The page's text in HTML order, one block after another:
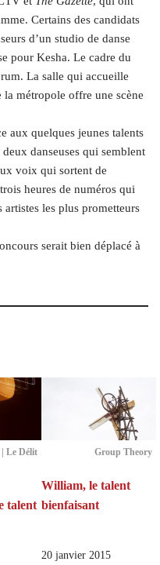
Certains des candidats
d’un studio de danse
pour Kesha. Le cadre du
La salle qui accueille
la métropole offre une scène
aux quelques jeunes talents
danseuses qui semblent
voix qui sortent de
heures de numéros qui
artistes les plus prometteurs
serait bien déplacé à
| Le Délit
talent
Group Theory
William, le talent
bienfaisant
20 janvier 2015